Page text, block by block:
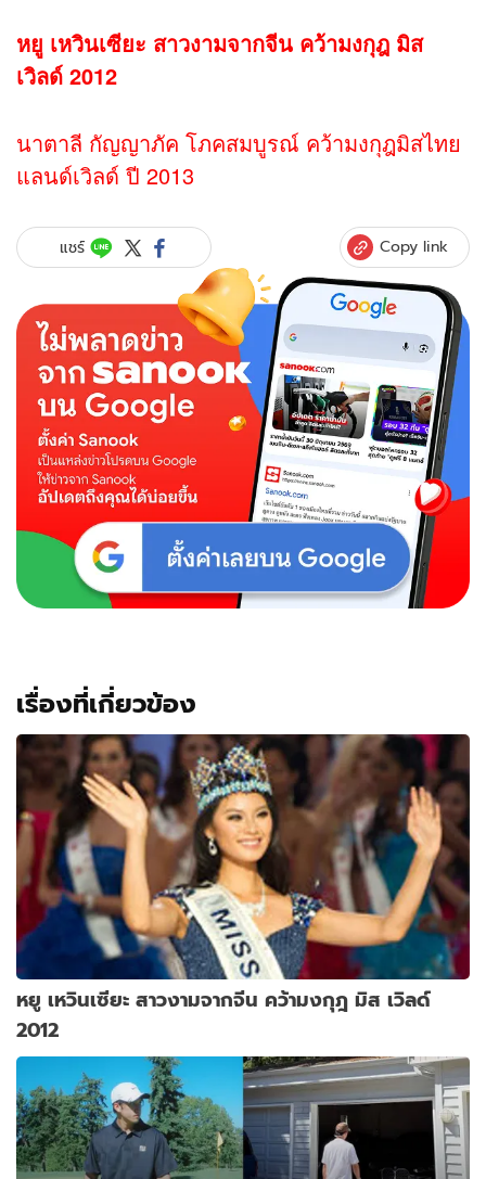
หยู เหวินเซียะ สาวงามจากจีน คว้ามงกุฎ มิส
เวิลด์ 2012
นาตาลี กัญญาภัค โภคสมบูรณ์ คว้ามงกุฎมิสไทย
แลนด์เวิลด์ ปี 2013
แชร์ Copy link
เรื่องที่เกี่ยวข้อง
หยู เหวินเซียะ สาวงามจากจีน คว้ามงกุฎ มิส เวิลด์
2012